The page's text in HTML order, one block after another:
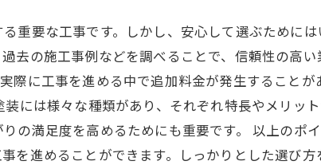
重要な工事です。しかし、安心して選ぶために
去の施工事例などを調べることで、信頼性の高
際に工事を進める中で追加料金が発生すること
には様々な種類があり、それぞれ特長やメリッ
の満足度を高めるためにも重要です。 以上のポ
を進めることができます。しっかりとした選び